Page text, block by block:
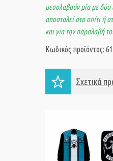
μεσολαβούν μία με δύο
αποσταλεί στο σπίτι ή
και για την παραλαβή
Κωδικός προϊόντος:
Σχετικά